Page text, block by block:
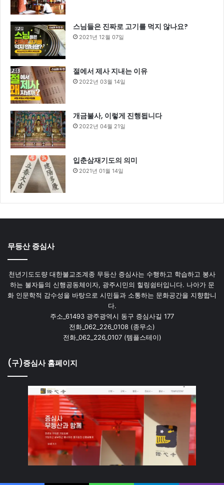
스님들은 진짜로 고기를 먹지 않나요?
2021년 12월 07일
절에서 제사 지내는 이유
2022년 03월 14일
개금불사, 이렇게 진행됩니다
2022년 04월 21일
입춘삼재기도의 의미
2021년 01월 14일
무등산 증심사
천년기도도량 대한불교조계종 무등산 증심사는 수행하고 학습하고 봉사
하는 불자들의 신행공동체이자, 광주시민의 힐링쉼터입니다. 나아가 문
화 인문학적 감수성을 바탕으로 시민들과 소통하는 문화공간을 지향합니
다.
주소_61493 광주광역시 동구 증심사길 177
전화_062_226_0108 (종무소)
전화_062_226_0107 (템플스테이)
(구)증심사 홈페이지